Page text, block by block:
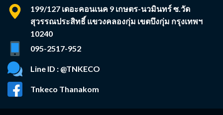
199/127 เดอะคอนเนค 9 เกษตร-นวมินทร์ ซ.วัด
สุวรรณประสิทธิ์ แขวงคลองกุ่ม เขตบึงกุ่ม กรุงเทพฯ
10240
095-2517-952
Line ID : @TNKECO
Tnkeco Thanakom